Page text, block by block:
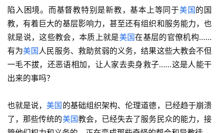
陷入困境。而基督教特别是新教，基本上等同于美国的国
教，有着巨大的基层影响力，甚至还有组织和服务能力，也
就是说，这些教会，本质上就是美国在基层的官僚机构……
有为美国人民服务、救助贫弱的义务，结果这些大教会不但
一毛不拔，还恶语相加，让人家去卖身救子……这是人能干
出来的事吗？
也就是说，美国 的基础组织架构、伦理道德，已经趋于崩溃
了，那些传统的美国教会，已经失去了服务民众的能力，接